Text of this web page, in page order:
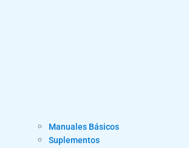
Manuales Básicos
Suplementos